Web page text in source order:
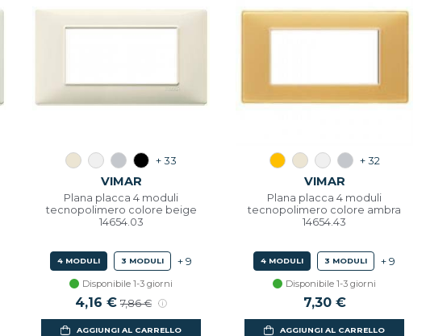
+ 33
VIMAR
Plana placca 4 moduli
tecnopolimero colore beige
14654.03
4 MODULI 3 MODULI + 9
Disponibile 1-3 giorni
Prezzo scontato
4,16 € Prezzo di listino
7,86 €
AGGIUNGI AL CARRELLO
+ 32
VIMAR
Plana placca 4 moduli
tecnopolimero colore ambra
14654.43
4 MODULI 3 MODULI + 9
Disponibile 1-3 giorni
7,30 €
AGGIUNGI AL CARRELLO